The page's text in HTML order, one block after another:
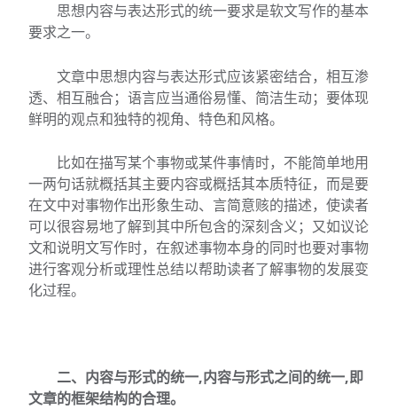
思想内容与表达形式的统一要求是软文写作的基本
要求之一。
文章中思想内容与表达形式应该紧密结合，相互渗
透、相互融合；语言应当通俗易懂、简洁生动；要体现
鲜明的观点和独特的视角、特色和风格。
比如在描写某个事物或某件事情时，不能简单地用
一两句话就概括其主要内容或概括其本质特征，而是要
在文中对事物作出形象生动、言简意赅的描述，使读者
可以很容易地了解到其中所包含的深刻含义；又如议论
文和说明文写作时，在叙述事物本身的同时也要对事物
进行客观分析或理性总结以帮助读者了解事物的发展变
化过程。
二、内容与形式的统一,内容与形式之间的统一,即
文章的框架结构的合理。